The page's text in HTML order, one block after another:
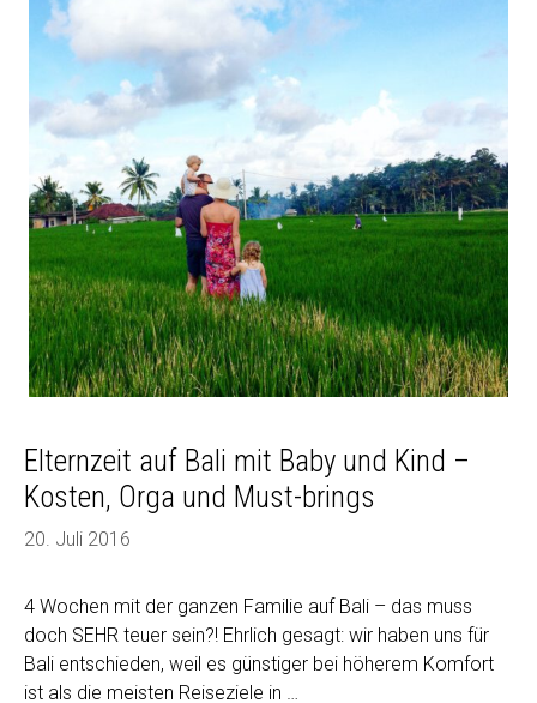
Elternzeit auf Bali mit Baby und Kind –
Kosten, Orga und Must-brings
20. Juli 2016
4 Wochen mit der ganzen Familie auf Bali – das muss
doch SEHR teuer sein?! Ehrlich gesagt: wir haben uns für
Bali entschieden, weil es günstiger bei höherem Komfort
ist als die meisten Reiseziele in …